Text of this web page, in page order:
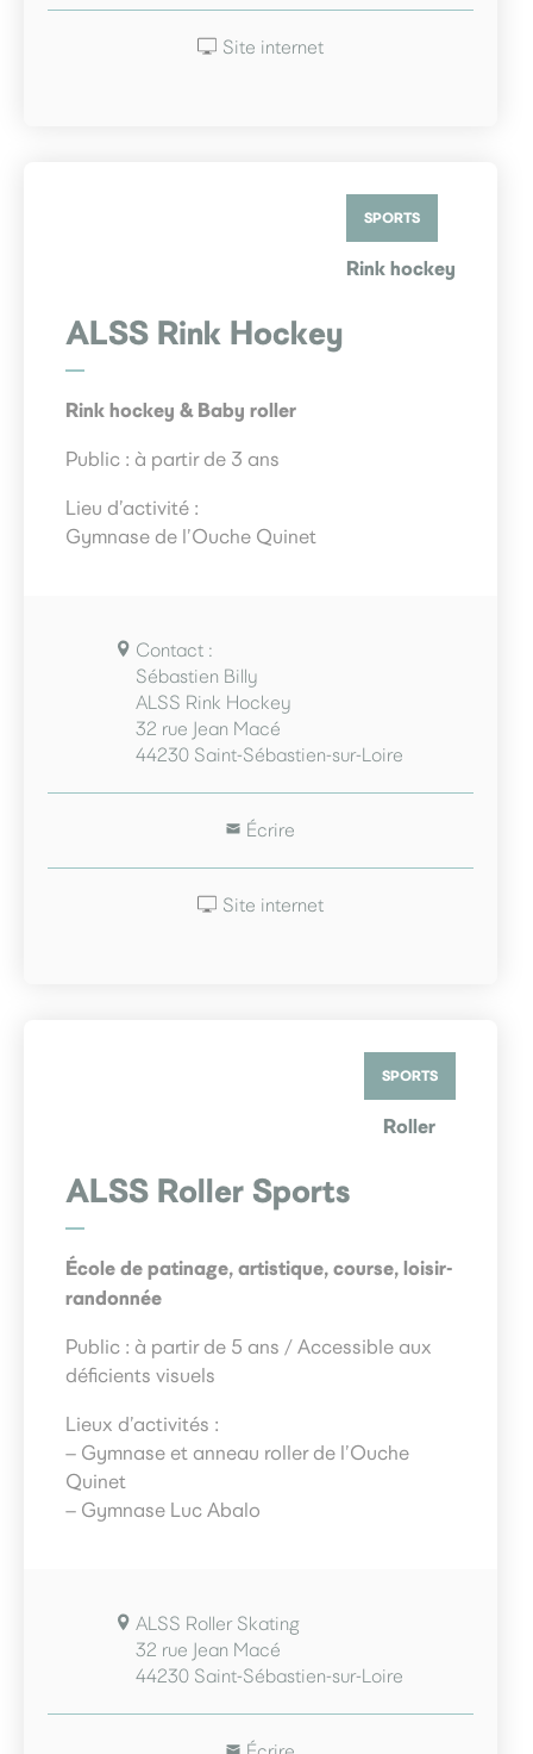
Site internet
ALSS Rink Hockey
Rink hockey & Baby roller
Public : à partir de 3 ans
Lieu d’activité :
Gymnase de l’Ouche Quinet
SPORTS
Rink hockey
Contact :
Sébastien Billy
ALSS Rink Hockey
32 rue Jean Macé
44230 Saint-Sébastien-sur-Loire
Écrire
Site internet
ALSS Roller Sports
École de patinage, artistique, course, loisir-
randonnée
Public : à partir de 5 ans / Accessible aux
déficients visuels
Lieux d’activités :
– Gymnase et anneau roller de l’Ouche
Quinet
– Gymnase Luc Abalo
SPORTS
Roller
ALSS Roller Skating
32 rue Jean Macé
44230 Saint-Sébastien-sur-Loire